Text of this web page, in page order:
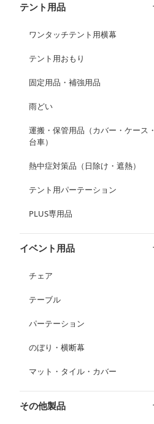
テント用品
ワンタッチテント用横幕
テント用おもり
固定用品・補強用品
雨どい
運搬・保管用品（カバー・ケース・
台車）
熱中症対策品（日除け・遮熱）
テント用パーテーション
PLUS専用品
イベント用品
チェア
テーブル
パーテーション
のぼり・横断幕
マット・タイル・カバー
その他製品